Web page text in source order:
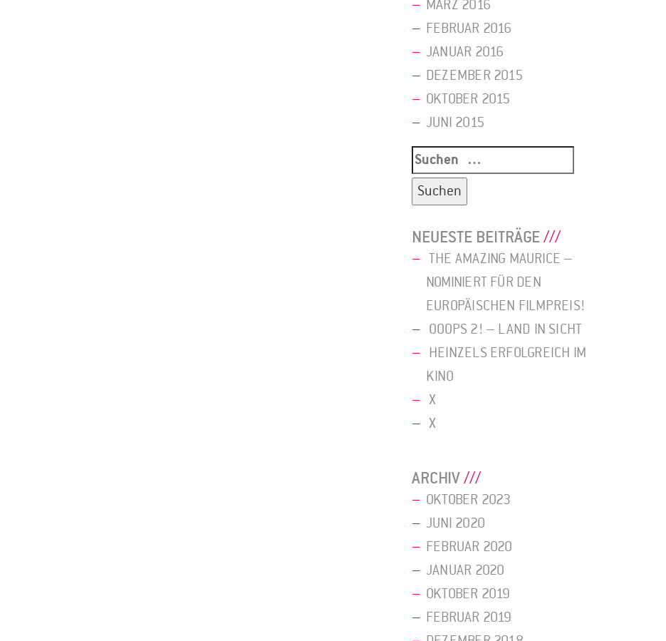
MÄRZ 2016
FEBRUAR 2016
JANUAR 2016
DEZEMBER 2015
OKTOBER 2015
JUNI 2015
Suche
nach:
NEUESTE BEITRÄGE
THE AMAZING MAURICE –
NOMINIERT FÜR DEN
EUROPÄISCHEN FILMPREIS!
OOOPS 2! – LAND IN SICHT
HEINZELS ERFOLGREICH IM
KINO
X
X
ARCHIV
OKTOBER 2023
JUNI 2020
FEBRUAR 2020
JANUAR 2020
OKTOBER 2019
FEBRUAR 2019